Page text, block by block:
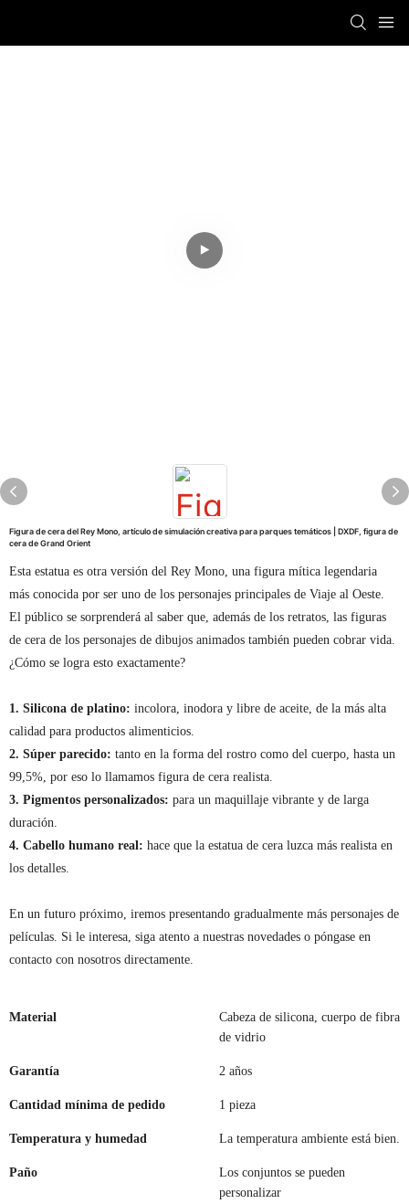
Figura de cera del Rey Mono, artículo de simulación creativa para parques temáticos | DXDF, figura de
cera de Grand Orient
Esta estatua es otra versión del Rey Mono, una figura mítica legendaria
más conocida por ser uno de los personajes principales de Viaje al Oeste.
El público se sorprenderá al saber que, además de los retratos, las figuras
de cera de los personajes de dibujos animados también pueden cobrar vida.
¿Cómo se logra esto exactamente?
1. Silicona de platino: incolora, inodora y libre de aceite, de la más alta
calidad para productos alimenticios.
2. Súper parecido: tanto en la forma del rostro como del cuerpo, hasta un
99,5%, por eso lo llamamos figura de cera realista.
3. Pigmentos personalizados: para un maquillaje vibrante y de larga
duración.
4. Cabello humano real: hace que la estatua de cera luzca más realista en
los detalles.
En un futuro próximo, iremos presentando gradualmente más personajes de
películas. Si le interesa, siga atento a nuestras novedades o póngase en
contacto con nosotros directamente.
Material
Cabeza de silicona, cuerpo de fibra
de vidrio
Garantía 2 años
Cantidad mínima de pedido 1 pieza
Temperatura y humedad La temperatura ambiente está bien.
Paño
Los conjuntos se pueden
personalizar